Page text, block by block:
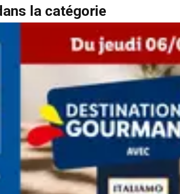
la catégorie